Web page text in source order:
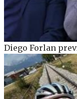
Diego Forlan